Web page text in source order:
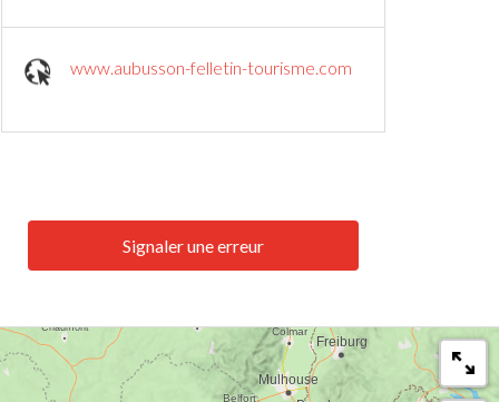
www.aubusson-felletin-tourisme.com
Signaler une erreur